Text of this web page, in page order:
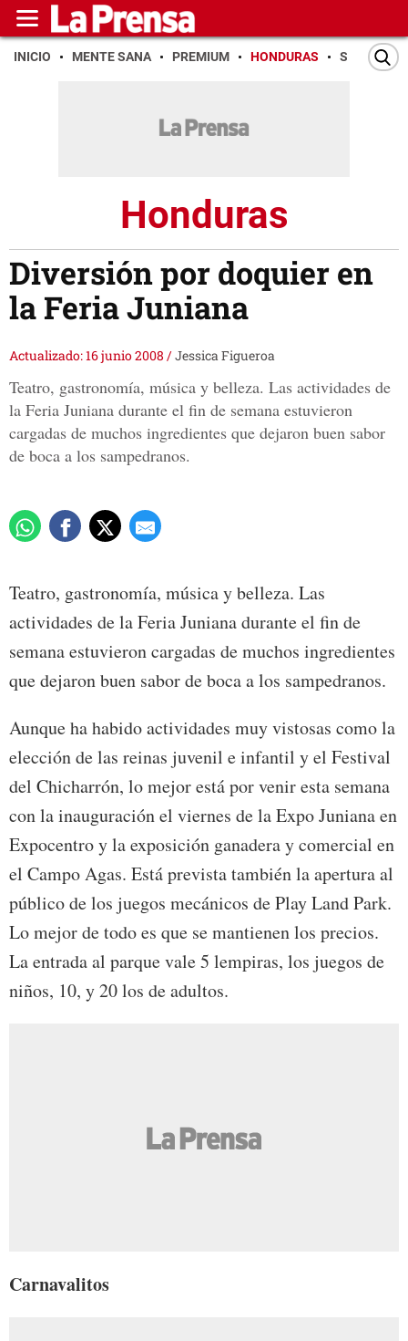
INICIO MENTE SANA PREMIUM HONDURAS SAN PEDRO
Honduras
Diversión por doquier en
la Feria Juniana
Actualizado: 16 junio 2008 /Jessica Figueroa
Teatro, gastronomía, música y belleza. Las actividades de
la Feria Juniana durante el fin de semana estuvieron
cargadas de muchos ingredientes que dejaron buen sabor
de boca a los sampedranos.
Teatro, gastronomía, música y belleza. Las
actividades de la Feria Juniana durante el fin de
semana estuvieron cargadas de muchos ingredientes
que dejaron buen sabor de boca a los sampedranos.
Aunque ha habido actividades muy vistosas como la
elección de las reinas juvenil e infantil y el Festival
del Chicharrón, lo mejor está por venir esta semana
con la inauguración el viernes de la Expo Juniana en
Expocentro y la exposición ganadera y comercial en
el Campo Agas. Está prevista también la apertura al
público de los juegos mecánicos de Play Land Park.
Lo mejor de todo es que se mantienen los precios.
La entrada al parque vale 5 lempiras, los juegos de
niños, 10, y 20 los de adultos.
Carnavalitos